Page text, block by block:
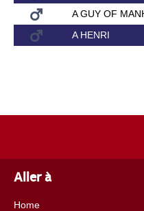
A GUY OF
A HENRI
Aller à
Home